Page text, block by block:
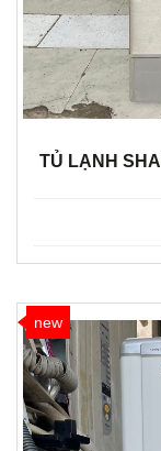
TỦ LẠNH
new